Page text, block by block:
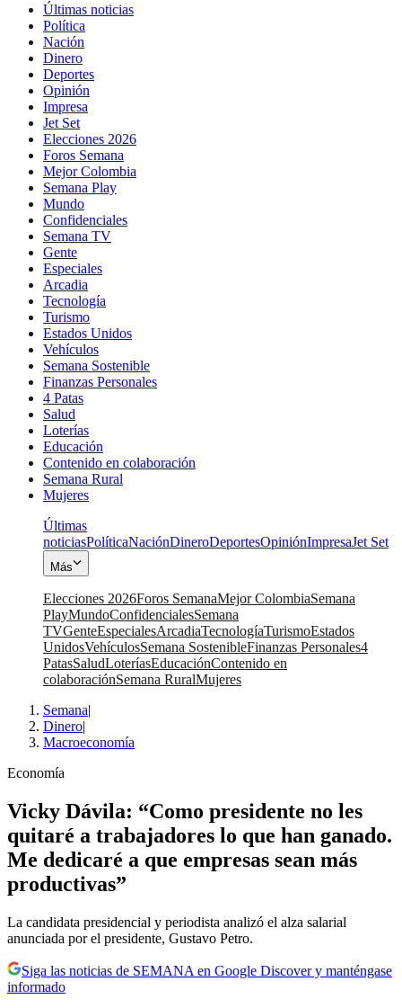
Últimas noticias
Política
Nación
Dinero
Deportes
Opinión
Impresa
Jet Set
Elecciones 2026
Foros Semana
Mejor Colombia
Semana Play
Mundo
Confidenciales
Semana TV
Gente
Especiales
Arcadia
Tecnología
Turismo
Estados Unidos
Vehículos
Semana Sostenible
Finanzas Personales
4 Patas
Salud
Loterías
Educación
Contenido en colaboración
Semana Rural
Mujeres
Últimas
noticiasPolíticaNaciónDineroDeportesOpiniónImpresaJet Set
Más
Elecciones 2026Foros SemanaMejor ColombiaSemana
PlayMundoConfidencialesSemana
TVGenteEspecialesArcadiaTecnologíaTurismoEstados
UnidosVehículosSemana SostenibleFinanzas Personales4
PatasSaludLoteríasEducaciónContenido en
colaboraciónSemana RuralMujeres
Semana|
Dinero|
Macroeconomía
Economía
Vicky Dávila: “Como presidente no les
quitaré a trabajadores lo que han ganado.
Me dedicaré a que empresas sean más
productivas”
La candidata presidencial y periodista analizó el alza salarial
anunciada por el presidente, Gustavo Petro.
Siga las noticias de SEMANA en Google Discover y manténgase
informado